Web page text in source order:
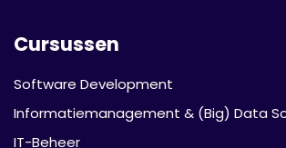
Cursussen
Software Development
Informatie­management & (Big) Data
IT-Beheer